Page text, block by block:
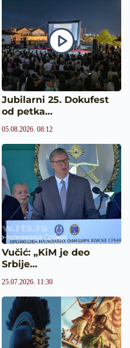
Jubilarni 25. Dokufest
od petka…
05.08.2026. 08:12
Vučić: „KiM je deo
Srbije…
25.07.2026. 11:30